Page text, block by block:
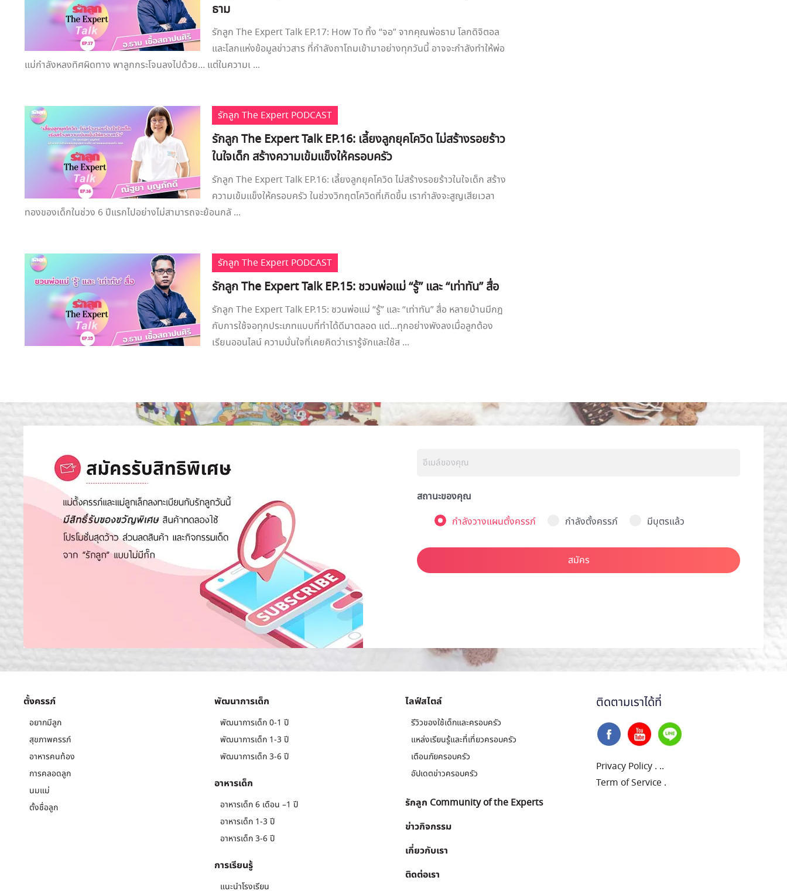
ธาม
รักลูก The Expert Talk EP.17: How To ทิ้ง “จอ” จากคุณพ่อธาม โลกดิจิตอล
และโลกแห่งข้อมูลข่าวสาร ที่กำลังถาโถมเข้ามาอย่างทุกวันนี้ อาจจะกำลังทำให้พ่อ
แม่กำลังหลงทิศผิดทาง พาลูกกระโจนลงไปด้วย… แต่ในความเ ...
รักลูก The Expert PODCAST
รักลูก The Expert Talk EP.16: เลี้ยงลูกยุคโควิด ไม่สร้างรอยร้าว
ในใจเด็ก สร้างความเข้มแข็งให้ครอบครัว
รักลูก The Expert Talk EP.16: เลี้ยงลูกยุคโควิด ไม่สร้างรอยร้าวในใจเด็ก สร้าง
ความเข้มแข็งให้ครอบครัว ในช่วงวิกฤตโควิดที่เกิดขึ้น เรากำลังจะสูญเสียเวลา
ทองของเด็กในช่วง 6 ปีแรกไปอย่างไม่สามารถจะย้อนกลั ...
รักลูก The Expert PODCAST
รักลูก The Expert Talk EP.15: ชวนพ่อแม่ “รู้” และ “เท่าทัน” สื่อ
รักลูก The Expert Talk EP.15: ชวนพ่อแม่ “รู้” และ “เท่าทัน” สื่อ หลายบ้านมีกฎ
กับการใช้จอทุกประเภทแบบที่ทำได้ดีมาตลอด แต่...ทุกอย่างพังลงเมื่อลูกต้อง
เรียนออนไลน์ ความมั่นใจที่เคยคิดว่าเรารู้จักและใช้ส ...
สถานะของคุณ
กำลังวางแผนตั้งครรภ์
กำลังตั้งครรภ์ มีบุตรแล้ว
สมัคร
ตั้งครรภ์
อยากมีลูก
สุขภาพครรภ์
อาหารคนท้อง
การคลอดลูก
นมแม่
ตั้งชื่อลูก
พัฒนาการเด็ก
พัฒนาการเด็ก 0-1 ปี
พัฒนาการเด็ก 1-3 ปี
พัฒนาการเด็ก 3-6 ปี
อาหารเด็ก
อาหารเด็ก 6 เดือน –1 ปี
อาหารเด็ก 1-3 ปี
อาหารเด็ก 3-6 ปี
การเรียนรู้
แนะนำโรงเรียน
ไลฟ์สไตล์
รีวิวของใช้เด็กและครอบครัว
แหล่งเรียนรู้และที่เที่ยวครอบครัว
เตือนภัยครอบครัว
อัปเดตข่าวครอบครัว
รักลูก Community of the Experts
ข่าวกิจกรรม
เกี่ยวกับเรา
ติดต่อเรา
ติดตามเราได้ที่
Privacy Policy . ..
Term of Service .